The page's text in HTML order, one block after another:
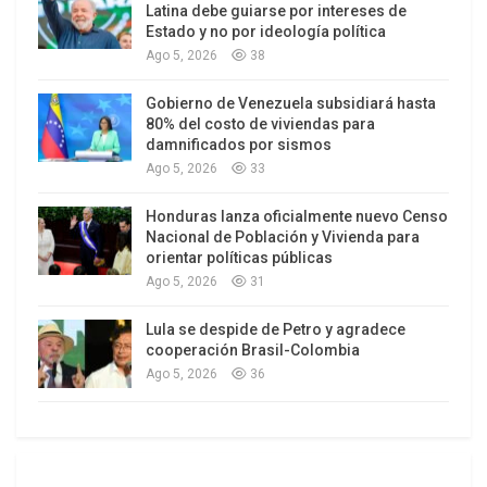
con los países del acuerdo pacífico (México,
Panamá, Colombia, Perú, Chile).
Dos, la crisis se extiende y amenaza la Eurozona y
al Euro mismo como moneda de referencia
común; se profundizaron las gigantescas crisis
suma a esta crisis también Italia; pero es el 16 de
agosto cuando todas las bolsas europeas se
tambalean tras conocerse el estancamiento de la
factor fundamental de arrastre de la economía de
la zona Euro, para esta fecha Frankfourt
descendió un 2,3%, Madrid un 1,5%, París cedío un
Latina debe guiarse por intereses de
Estado y no por ideología política
Ago 5, 2026 38
Gobierno de Venezuela subsidiará hasta
80% del costo de viviendas para
damnificados por sismos
Ago 5, 2026 33
Honduras lanza oficialmente nuevo Censo
Nacional de Población y Vivienda para
orientar políticas públicas
Ago 5, 2026 31
Lula se despide de Petro y agradece
cooperación Brasil-Colombia
Ago 5, 2026 36